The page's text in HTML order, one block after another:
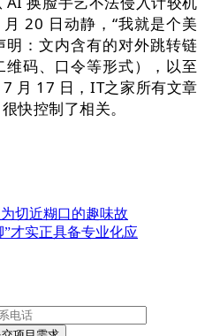
20 日动静，“我就是个美
：文内含有的对外跳转链
码、口令等形式），以至
月 17 日，IT之家所有文章
快控制了相关。
切近糊口的趣味故
”才实正具备专业化应